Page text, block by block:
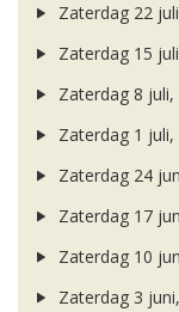
Zaterdag 22
Zaterdag 15
Zaterdag 8 juli,
Zaterdag 1 juli,
Zaterdag 24
Zaterdag 17
Zaterdag 10
Zaterdag 3